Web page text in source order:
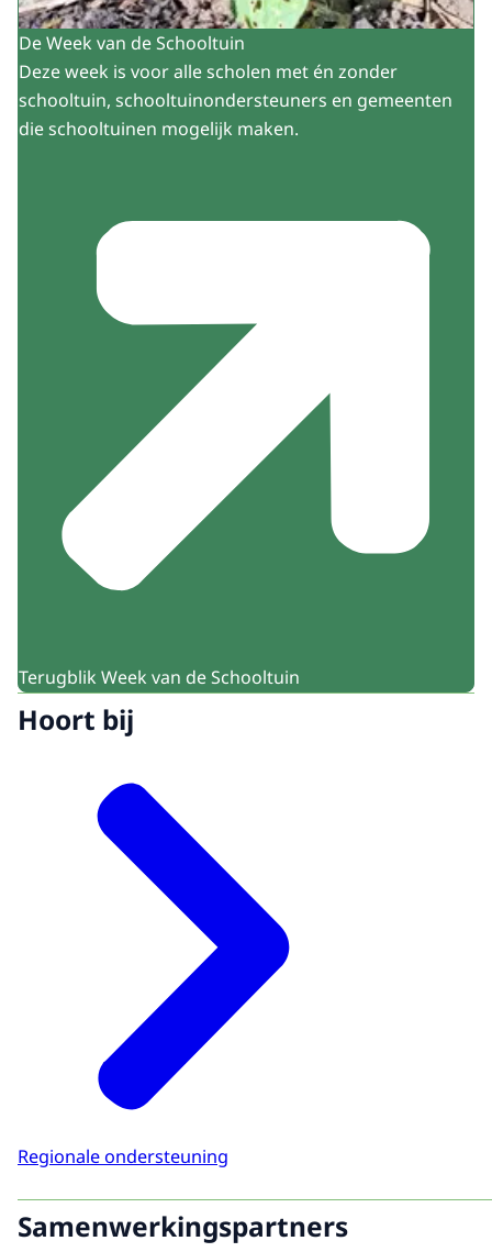
De Week van de Schooltuin
Deze week is voor alle scholen met én zonder
schooltuin, schooltuinondersteuners en gemeenten
die schooltuinen mogelijk maken.
Terugblik Week van de Schooltuin
Hoort bij
Regionale ondersteuning
Samenwerkingspartners